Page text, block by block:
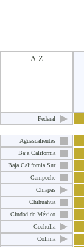
A-Z
Federal
Aguascalientes
Baja California
Baja California Sur
Campeche
Chiapas
Chihuahua
Ciudad de México
Coahulia
Colima